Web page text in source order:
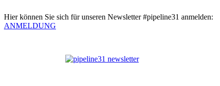
Hier können Sie sich für unseren Newsletter #pipeline31 anmelden:
ANMELDUNG